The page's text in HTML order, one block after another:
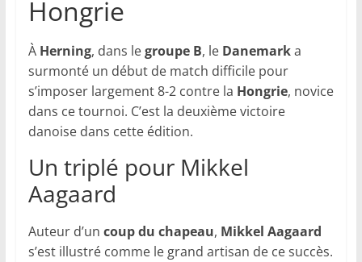
Hongrie
À Herning, dans legroupe B, le Danemarka
surmonté un début de match difficile pour
s’imposer largement 8-2 contre la Hongrie, novice
dans ce tournoi. C’est la deuxième victoire
danoise dans cette édition.
Un triplé pour Mikkel
Aagaard
Auteur d’un coup du chapeau, Mikkel Aagaard
s’est illustré comme le grand artisan de ce succès.